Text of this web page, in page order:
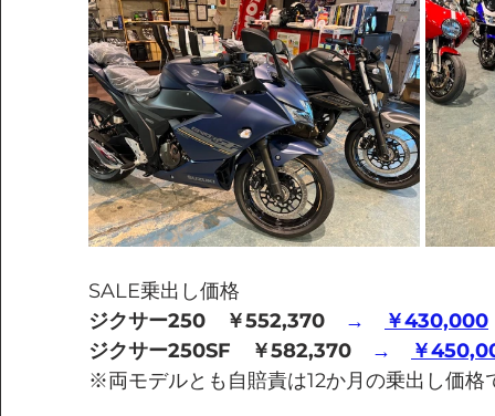
SALE乗出し価格
ジクサー250　￥552,370 →
￥430,000
ジクサー250SF　￥582,370 →
￥
※両モデルとも自賠責は12か月の乗出し価格